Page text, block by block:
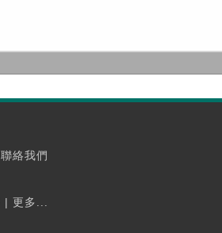
聯絡我們
| 更多...